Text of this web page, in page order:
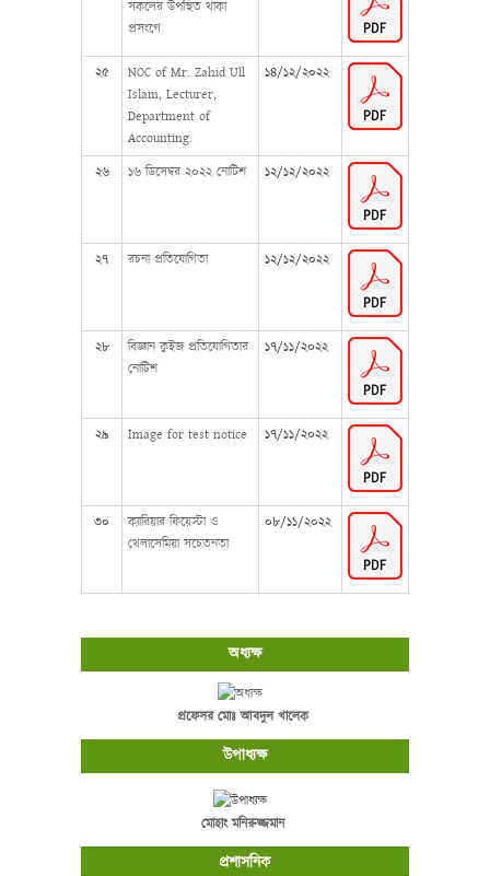
সকলের উপস্থিত থাকা
প্রসংগে
২৫
NOC of Mr. Zahid Ull
Islam, Lecturer,
Department of
Accounting.
১৪/১২/২০২২
২৬ ১৬ ডিসেম্বর ২০২২ নোটিশ ১২/১২/২০২২
২৭ রচনা প্রতিযোগিতা ১২/১২/২০২২
২৮
বিজ্ঞান কুইজ প্রতিযোগিতার
নোটিশ
১৭/১১/২০২২
২৯ Image for test notice ১৭/১১/২০২২
৩০
ক্যারিয়ার ফিয়েস্টা ও
থেলাসেমিয়া সচেতনতা
০৮/১১/২০২২
অধ্যক্ষ
প্রফেসর মোঃ আবদুল খালেক
উপাধ্যক্ষ
মোহাং মনিরুজ্জমান
প্রশাসনিক